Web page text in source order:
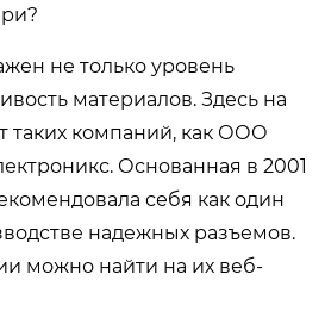
не только уровень
материалов. Здесь на
таких компаний, как ООО
Основанная в 2001
себя как один
надежных разъемов.
можно найти на их веб-